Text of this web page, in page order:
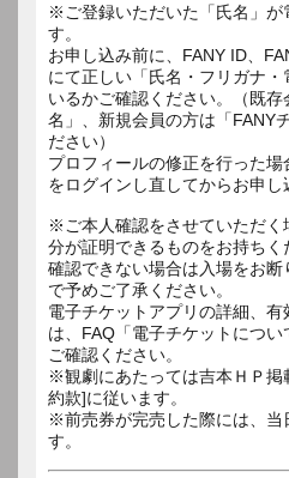
※ご登録いただいた「氏名」が
す。
お申し込み前に、FANY ID、
にて正しい「氏名・フリガナ
いるかご確認ください。（既
名」、新規会員の方は「FANY
ださい）
プロフィールの修正を行った場
をログインし直してからお申
※ご本人確認をさせていただく
分が証明できるものをお持ちく
確認できない場合は入場をお
で予めご了承ください。
電子チケットアプリの詳細、
は、FAQ「電子チケットにつ
ご確認ください。
※観劇にあたっては吉本ＨＰ掲
約款]に従います。
※前売券が完売した際には、当
す。